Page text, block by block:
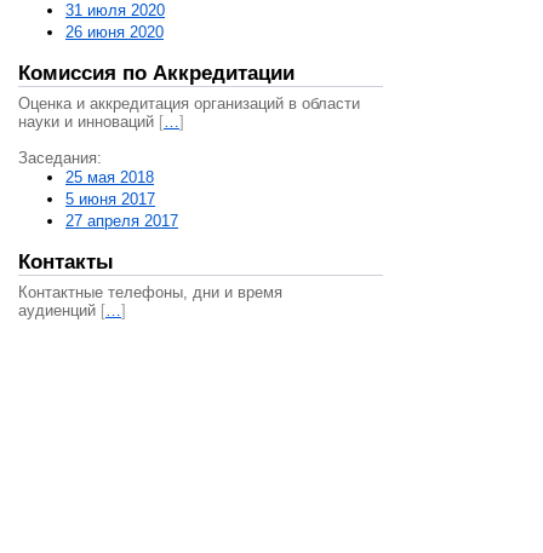
31 июля 2020
26 июня 2020
Комиссия по Аккредитации
Оценка и аккредитация организаций в области
науки и инноваций […]
Заседания:
25 мая 2018
5 июня 2017
27 апреля 2017
Контакты
Контактные телефоны, дни и время
аудиенций […]